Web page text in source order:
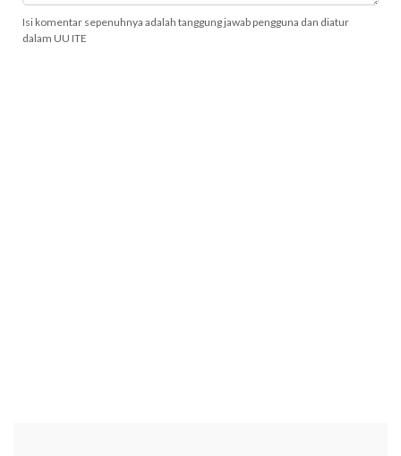
Isi komentar sepenuhnya adalah tanggung jawab pengguna dan diatur
dalam UU ITE